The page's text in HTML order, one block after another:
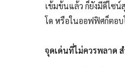
เข้มข้นแล้ว ก็ยังมีดีไซ
โด หรือในออฟฟิศก็ตอ
จุดเด่นที่ไม่ควรพลาด